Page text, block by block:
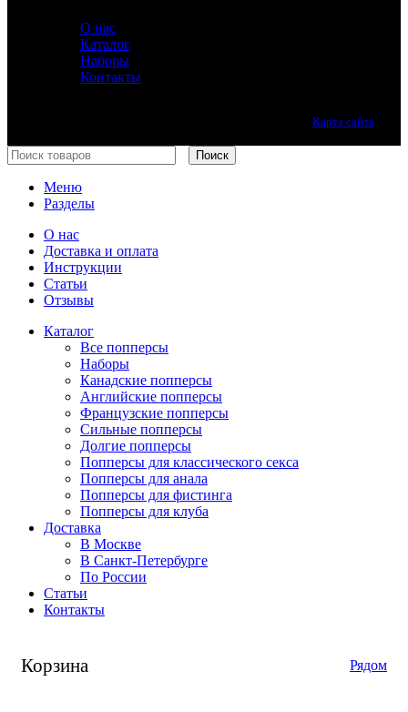
О нас
Каталог
Наборы
Контакты
Карта сайта
Поиск
Меню
Разделы
О нас
Доставка и оплата
Инструкции
Статьи
Отзывы
Каталог
Все попперсы
Наборы
Канадcкие попперсы
Английские попперсы
Французские попперсы
Сильные попперсы
Долгие попперсы
Попперсы для классического секса
Попперсы для анала
Попперсы для фистинга
Попперсы для клуба
Доставка
В Москве
В Санкт-Петербурге
По России
Статьи
Контакты
Корзина Рядом